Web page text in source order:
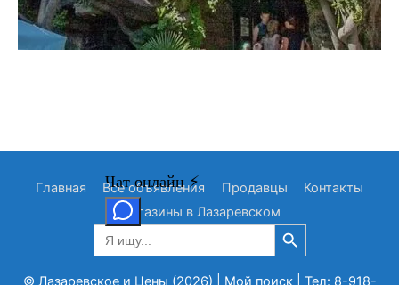
Главная Все объявления Продавцы
Контакты
Магазины в Лазаревском
Search
for:
Search Button
© Лазаревское и Цены (2026) | Мой поиск | Тел: 8-918-